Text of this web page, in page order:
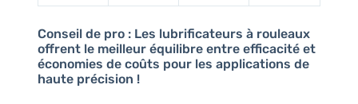
Conseil de pro : Les lubrificateurs à rouleaux
offrent le meilleur équilibre entre efficacité et
économies de coûts pour les applications de
haute précision !